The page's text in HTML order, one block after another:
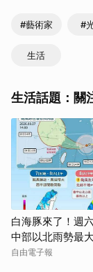
#藝術家 #
生活
生活話題：關
白海豚來了！週
中部以北雨勢最
自由電子報